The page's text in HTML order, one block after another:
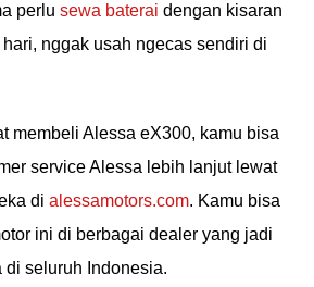
perlu sewa baterai dengan kisaran
nggak usah ngecas sendiri di
membeli Alessa eX300, kamu bisa
service Alessa lebih lanjut lewat
di alessamotors.com. Kamu bisa
ini di berbagai dealer yang jadi
di seluruh Indonesia.